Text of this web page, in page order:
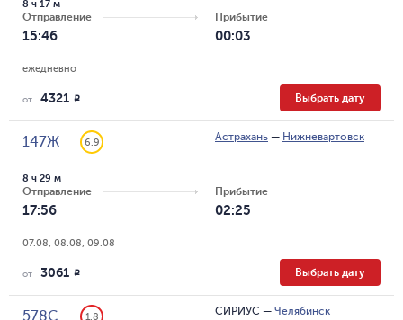
Отправление
15:46
8 ч 17 м
Прибытие
00:03
ежедневно
от 4321 R Выбрать дату
147Ж 6.9 Астрахань — Нижневартовск
Отправление
17:56
8 ч 29 м
Прибытие
02:25
07.08, 08.08, 09.08
от 3061 R Выбрать дату
578С 1.8 СИРИУС — Челябинск